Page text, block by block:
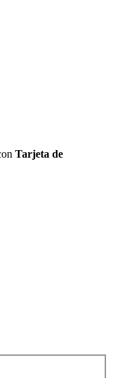
Tarjeta de